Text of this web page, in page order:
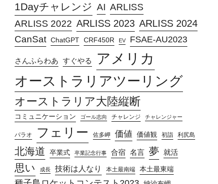
1Dayチャレンジ AI ARLISS
ARLISS 2022 ARLISS 2023 ARLISS 2024
CanSat ChatGPT CRF450R EV FSAE-AU2023
さんふらわあ すぐやる アメリカ
オーストラリアツーリング
オーストラリア大陸縦断
コミュニケーション ゴール志向 チャレンジ チャレンジャー
パラオ フェリー 佐多岬 価値 価値観 初詣 利尻島
北海道 卒業式 卒業記念行事 合宿 名言 夢 就活
思い 成長 技術は人なり 本土最南端 本土最東端